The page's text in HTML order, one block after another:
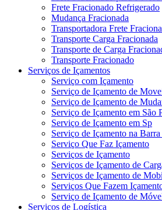
Frete Fracionado Refrigerado
Mudança Fracionada
Transportadora Frete
Transporte Carga Fracionada
Transporte de Carga
Transporte Fracionado
Serviços de Içamentos
Serviço com Içamento
Serviço de Içamento de
Serviço de Içamento de
Serviço de Içamento em São
Serviço de Içamento em Sp
Serviço de Içamento na Barra
Serviço Que Faz Içamento
Serviços de Içamento
Serviços de Içamento de
Serviços de Içamento de
Serviços Que Fazem
Serviço de Içamento de
Serviços de Logística